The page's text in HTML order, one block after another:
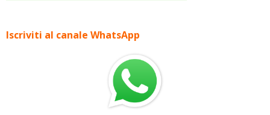
Iscriviti al canale WhatsApp